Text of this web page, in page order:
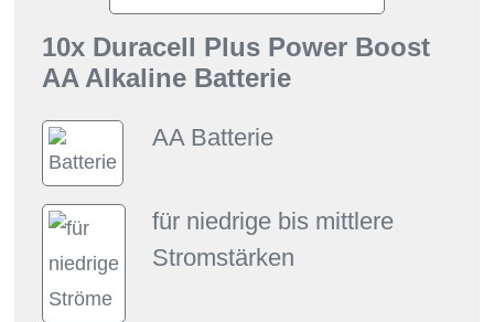
10x Duracell Plus Power Boost
AA Alkaline Batterie
AA Batterie
für niedrige bis mittlere
Stromstärken